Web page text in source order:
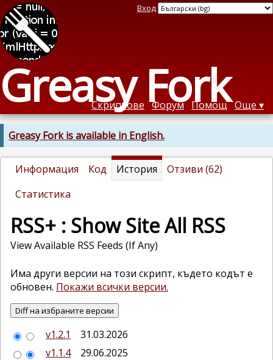
Greasy Fork
Вход
Скриптове Форум Помощ Още
Greasy Fork is available in English.
Информация Код История
Отзиви (62)
Статистика
RSS+ : Show Site All RSS
View Available RSS Feeds (If Any)
Има други версии на този скрипт, където кодът е
обновен. Покажи всички версии.
v1.2.1
31.03.2026
v1.1.4
29.06.2025